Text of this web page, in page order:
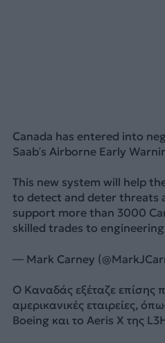
Canada has entered into
Saab’s Airborne Early
This new system will help
to detect and deter threats
support more than 3000
skilled trades to
— Mark Carney
Ο Καναδάς εξέταζε επίσης
αμερικανικές εταιρείες,
Boeing και το Aeris X της